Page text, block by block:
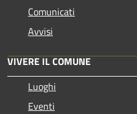
Comunicati
Avvisi
VIVERE IL COMUNE
Luoghi
Eventi